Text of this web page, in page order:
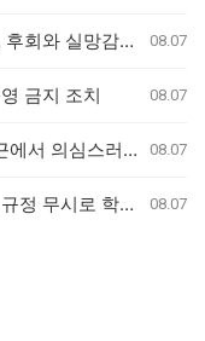
웨스트젯 파업으로 자녀 생일 놓친 부모, 후회와 실망감 호소 08.07
금지 조치 08.07
캐나다 브리티시컬럼비아주, 휴화산 인근에서 의심스러운 산불 잇따라 발생 08.07
뉴펀들랜드 래브라도주 아동 보호 시설, 규정 무시로 학대 사건 은폐 의혹 08.07